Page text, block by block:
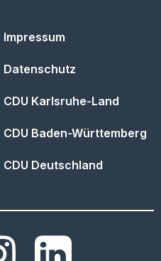
Impressum
Datenschutz
CDU Karlsruhe-Land
CDU Baden-Württemberg
CDU Deutschland